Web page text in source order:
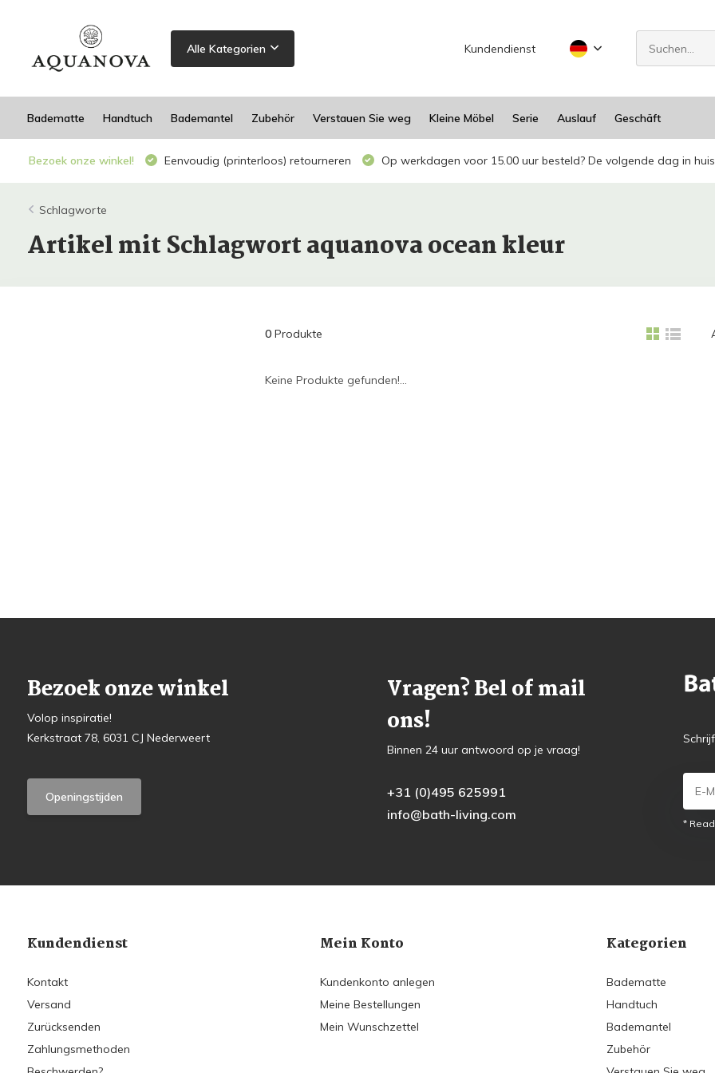
Alle Kategorien Kundendienst
Badematte Handtuch Bademantel Zubehör Verstauen Sie weg Kleine Möbel Serie Auslauf Geschäft
Bezoek onze winkel! Eenvoudig (printerloos) retourneren Op werkdagen voor 15.00 uur besteld? De volgende dag in
Schlagworte
Artikel mit Schlagwort aquanova ocean kleur
0Produkte
Keine Produkte gefunden!...
Bezoek onze winkel
Volop inspiratie!
Kerkstraat 78, 6031 CJ Nederweert
Openingstijden
Vragen? Bel of mail
ons!
Binnen 24 uur antwoord op je vraag!
+31 (0)495 625991
info@bath-living.com
*
Kundendienst
Kontakt
Versand
Zurücksenden
Zahlungsmethoden
Mein Konto
Kundenkonto anlegen
Meine Bestellungen
Mein Wunschzettel
Kategorien
Badematte
Handtuch
Bademantel
Zubehör